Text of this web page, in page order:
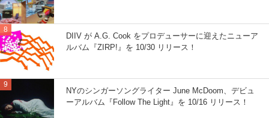
DIIV が A.G. Cook をプロデューサーに迎えたニューア
ルバム『ZIRP!』を 10/30 リリース！
NYのシンガーソングライター June McDoom、デビュ
ーアルバム『Follow The Light』を 10/16 リリース！